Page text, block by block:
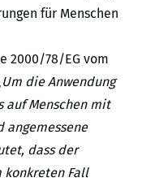
für Menschen
2000/78/EG vom
Um die Anwendung
auf Menschen mit
angemessene
dass der
Fall